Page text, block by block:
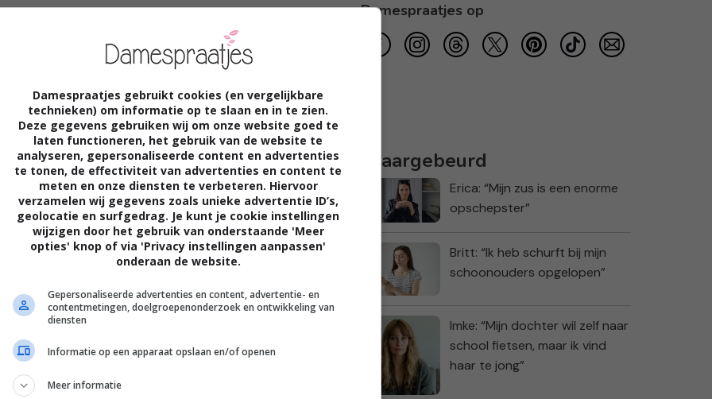
muursticker
set
lantaarn
sierkussen
Vogelhuisje
Partylight
Haak
voor als je geen wasverzachter
wilt gebruiken
Ik ben er dol op! Mijn wasgoed
er lekker zacht van en gaat heerlijk ruiken.
varieer ik de soorten wasverzachters
Damespraatjes op
Waargebeurd
Erica: “Mijn zus is een enorme
opschepster”
Britt: “Ik heb schurft bij mijn
schoonouders opgelopen”
Imke: “Mijn dochter wil zelf naar
school fietsen, maar ik vind
haar te jong”
Damespraatjes gebruikt cookies (en vergelijkbare
technieken) om informatie op te slaan en in te zien.
Deze gegevens gebruiken wij om onze website goed te
laten functioneren, het gebruik van de website te
analyseren, gepersonaliseerde content en advertenties
te tonen, de effectiviteit van advertenties en content te
meten en onze diensten te verbeteren. Hiervoor
verzamelen wij gegevens zoals unieke advertentie ID’s,
geolocatie en surfgedrag. Je kunt je cookie instellingen
wijzigen door het gebruik van onderstaande 'Meer
opties' knop of via 'Privacy instellingen aanpassen'
onderaan de website.
Gepersonaliseerde advertenties en content, advertentie- en
contentmetingen, doelgroepenonderzoek en ontwikkeling van
diensten
Informatie op een apparaat opslaan en/of openen
Meer informatie